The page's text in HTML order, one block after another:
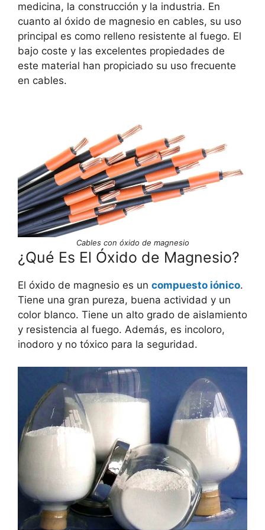
medicina, la construcción y la industria. En
cuanto al óxido de magnesio en cables, su uso
principal es como relleno resistente al fuego. El
bajo coste y las excelentes propiedades de
este material han propiciado su uso frecuente
en cables.
Cables con óxido de magnesio
¿Qué Es El Óxido de Magnesio?
El óxido de magnesio es un compuesto iónico.
Tiene una gran pureza, buena actividad y un
color blanco. Tiene un alto grado de aislamiento
y resistencia al fuego. Además, es incoloro,
inodoro y no tóxico para la seguridad.